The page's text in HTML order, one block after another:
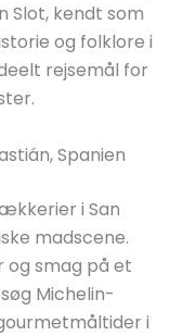
Slot, kendt som
og folklore i
rejsemål for
Spanien
i San
madscene.
og smag på et
Michelin-
i